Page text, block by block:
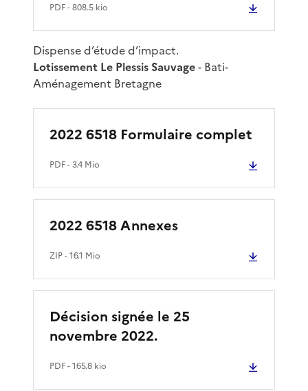
PDF- 808.5 kio
Dispense d’étude d’impact.
Lotissement Le Plessis Sauvage- Bati-
Aménagement Bretagne
2022 6518 Formulaire complet
PDF- 3.4 Mio
2022 6518 Annexes
ZIP- 16.1 Mio
Décision signée le 25
novembre 2022.
PDF- 165.8 kio